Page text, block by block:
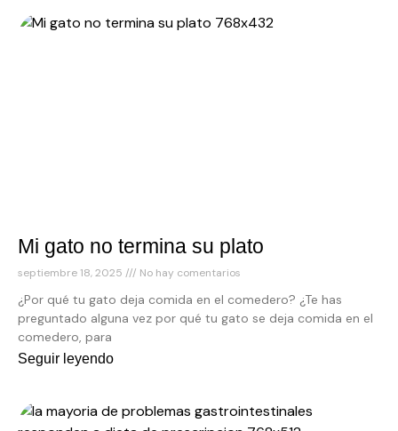
Mi gato no termina su plato
septiembre 18, 2025 No hay comentarios
¿Por qué tu gato deja comida en el comedero? ¿Te has
preguntado alguna vez por qué tu gato se deja comida en el
comedero, para
Seguir leyendo